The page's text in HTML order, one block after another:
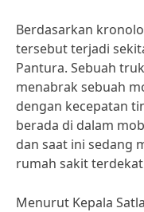
Berdasarkan
tersebut terjadi
Pantura. Sebuah
menabrak sebuah
dengan kecepatan
berada di dalam
dan saat ini sedang
rumah sakit
Menurut Kepala